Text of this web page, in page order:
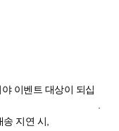
이벤트 대상이 되십
송 지연 시